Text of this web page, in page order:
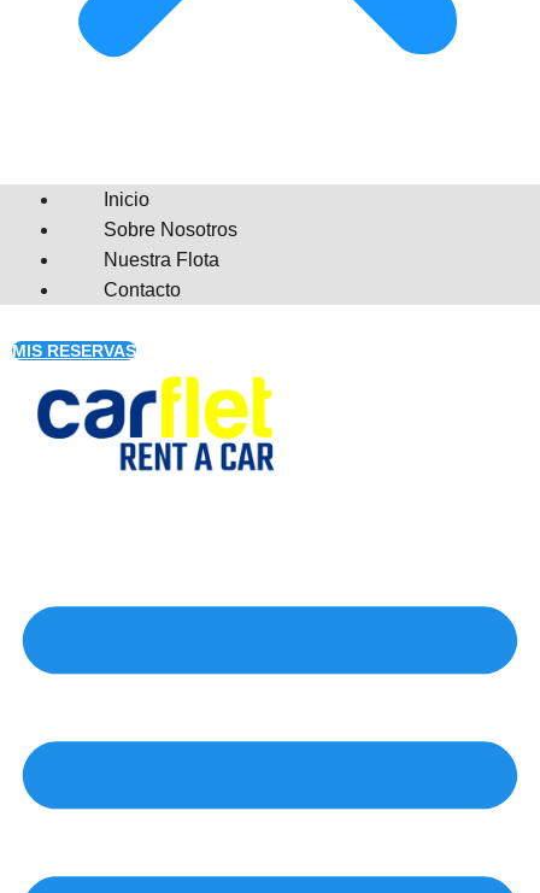
Inicio
Sobre Nosotros
Nuestra Flota
Contacto
MIS RESERVAS